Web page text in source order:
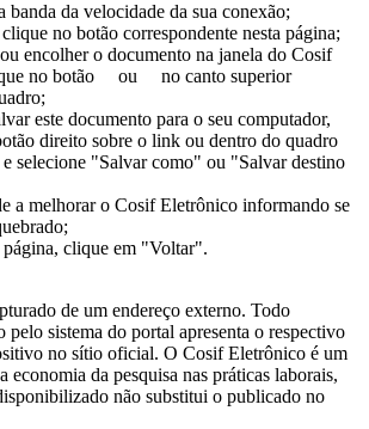
banda da velocidade da sua conexão;
no botão correspondente nesta página;
encolher o documento na janela do Cosif
no botão
ou
no canto superior
este documento para o seu computador,
direito sobre o link ou dentro do quadro
selecione "Salvar como" ou "Salvar destino
a melhorar o Cosif Eletrônico informando se
página, clique em "Voltar".
de um endereço externo. Todo
pelo sistema do portal apresenta o respectivo
no sítio oficial. O Cosif Eletrônico é um
economia da pesquisa nas práticas laborais,
não substitui o publicado no